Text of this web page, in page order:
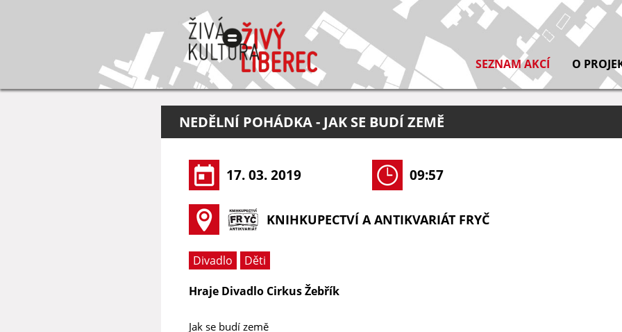
SEZNAM AKCÍ O
NEDĚLNÍ POHÁDKA - JAK SE BUDÍ ZEMĚ
17. 03. 2019 09:57
KNIHKUPECTVÍ A ANTIKVARIÁT FRYČ
Divadlo
Děti
Hraje Divadlo Cirkus Žebřík
Jak se budí země